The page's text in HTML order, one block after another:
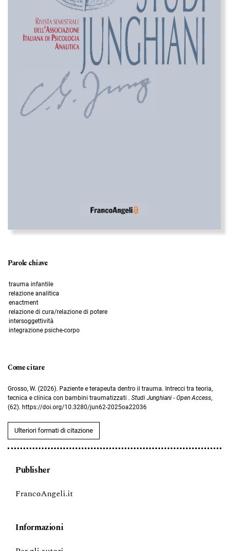
Parole chiave
trauma infantile
relazione analitica
enactment
relazione di cura/relazione di potere
intersoggettività
integrazione psiche-corpo
Come citare
Grosso, W. (2026). Paziente e terapeuta dentro il trauma. Intrecci tra teoria,
tecnica e clinica con bambini traumatizzati . Studi Junghiani - Open Access,
(62). https://doi.org/10.3280/jun62-2025oa22036
Ulteriori formati di citazione
Publisher
FrancoAngeli.it
Informazioni